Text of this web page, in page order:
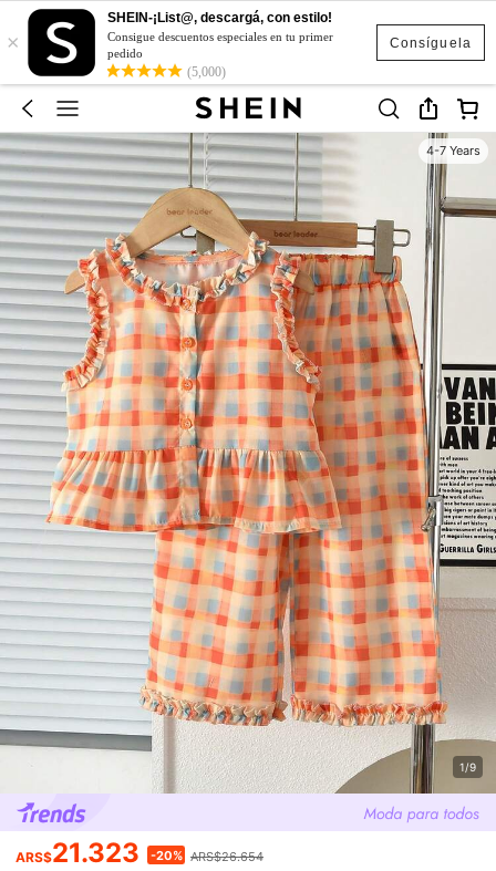
Consíguela
×
SHEIN-¡List@, descargá, con estilo!
Consigue descuentos especiales en tu primer
pedido
(5,000)
4-7 Years
1/9
ARS$21.323 -20% ARS$26.654